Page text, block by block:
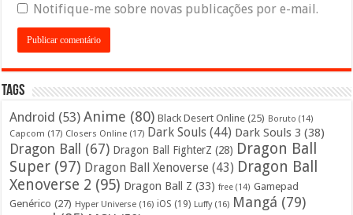
Notifique-me sobre novas publicações por e-mail.
Tags
Android (53) Anime (80) Black Desert Online (25) Boruto (14)
Capcom (17) Closers Online (17) Dark Souls (44) Dark Souls 3 (38)
Dragon Ball (67) Dragon Ball FighterZ (28) Dragon Ball
Super (97) Dragon Ball Xenoverse (43) Dragon Ball
Xenoverse 2 (95) Dragon Ball Z (33) free (14) Gamepad
Genérico (27) Hyper Universe (16) iOS (19) Luffy(16) Mangá (79)